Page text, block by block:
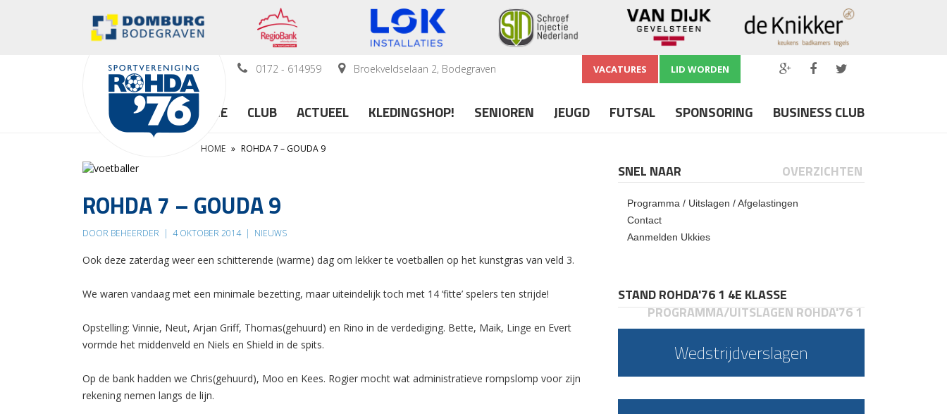
0172 - 614959 Broekveldselaan 2, Bodegraven VACATURES LID WORDEN
HOME CLUB ACTUEEL KLEDINGSHOP! SENIOREN JEUGD FUTSAL SPONSORING BUSINESS CLUB
HOME » ROHDA 7 – GOUDA 9
ROHDA 7 – GOUDA 9
DOOR BEHEERDER | 4 OKTOBER 2014 | NIEUWS
Ook deze zaterdag weer een schitterende (warme) dag om lekker te voetballen op het kunstgras van veld 3.
We waren vandaag met een minimale bezetting, maar uiteindelijk toch met 14 ‘fitte’ spelers ten strijde!
Opstelling: Vinnie, Neut, Arjan Griff, Thomas(gehuurd) en Rino in de verdediging. Bette, Maik, Linge en Evert
vormde het middenveld en Niels en Shield in de spits.
Op de bank hadden we Chris(gehuurd), Moo en Kees. Rogier mocht wat administratieve rompslomp voor zijn
rekening nemen langs de lijn.
SNEL NAAR OVERZICHTEN
Programma / Uitslagen / Afgelastingen
Contact
Aanmelden Ukkies
STAND ROHDA'76 1 4E KLASSE
PROGRAMMA/UITSLAGEN ROHDA'76 1
Wedstrijdverslagen